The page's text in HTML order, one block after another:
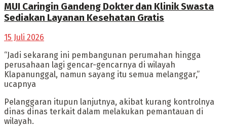
MUI Caringin Gandeng Dokter dan Klinik Swasta
Sediakan Layanan Kesehatan Gratis
15 Juli 2026
“Jadi sekarang ini pembangunan perumahan hingga
perusahaan lagi gencar-gencarnya di wilayah
Klapanunggal, namun sayang itu semua melanggar,”
ucapnya
Pelanggaran itupun lanjutnya, akibat kurang kontrolnya
dinas dinas terkait dalam melakukan pemantauan di
wilayah.